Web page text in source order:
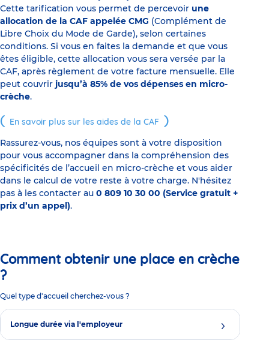
Cette tarification vous permet de percevoir une
allocation de la CAF appelée CMG (Complément de
Libre Choix du Mode de Garde), selon certaines
conditions. Si vous en faites la demande et que vous
êtes éligible, cette allocation vous sera versée par la
CAF, après règlement de votre facture mensuelle. Elle
peut couvrir jusqu’à 85% de vos dépenses en micro-
crèche.
En savoir plus sur les aides de la CAF
Rassurez-vous, nos équipes sont à votre disposition
pour vous accompagner dans la compréhension des
spécificités de l’accueil en micro-crèche et vous aider
dans le calcul de votre reste à votre charge. N'hésitez
pas à les contacter au 0 809 10 30 00 (Service gratuit +
prix d’un appel).
Comment obtenir une place en crèche
?
Quel type d'accueil cherchez-vous ?
Longue durée via l'employeur